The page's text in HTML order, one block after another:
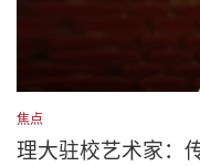
焦点
理大驻校艺术家：